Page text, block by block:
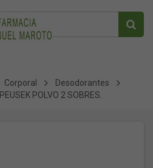
Corporal
Desodorantes
PEUSEK POLVO 2 SOBRES.